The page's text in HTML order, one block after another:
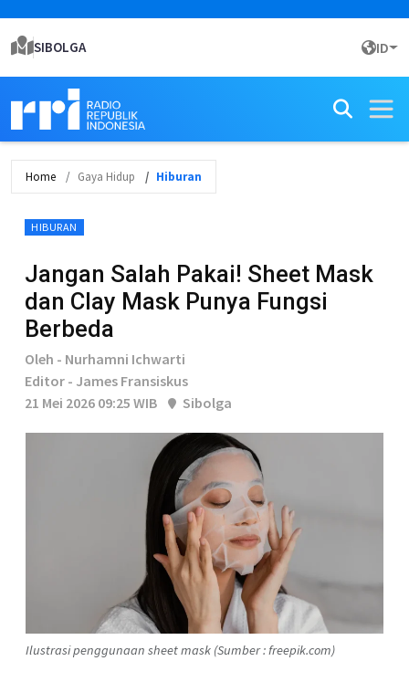
SIBOLGA ID
Home Gaya Hidup Hiburan
HIBURAN
Jangan Salah Pakai! Sheet Mask
dan Clay Mask Punya Fungsi
Berbeda
Oleh - Nurhamni Ichwarti
Editor - James Fransiskus
21 Mei 2026 09:25 WIB
Sibolga
Ilustrasi penggunaan sheet mask (Sumber : freepik.com)